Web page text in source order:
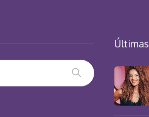
Últimas